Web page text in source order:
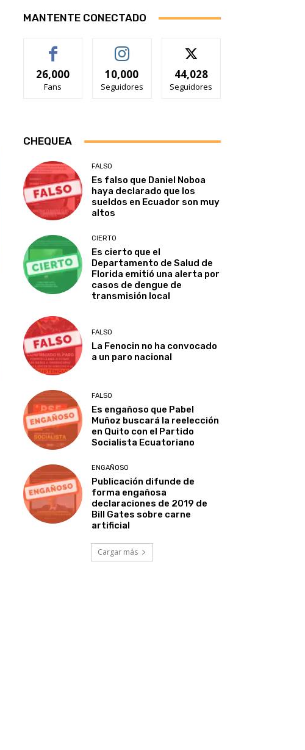
MANTENTE CONECTADO
26,000
Fans
10,000
Seguidores
44,028
Seguidores
CHEQUEA
FALSO
Es falso que Daniel Noboa
haya declarado que los
sueldos en Ecuador son muy
altos
CIERTO
Es cierto que el
Departamento de Salud de
Florida emitió una alerta por
casos de dengue de
transmisión local
FALSO
La Fenocin no ha convocado
a un paro nacional
FALSO
Es engañoso que Pabel
Muñoz buscará la reelección
en Quito con el Partido
Socialista Ecuatoriano
ENGAÑOSO
Publicación difunde de
forma engañosa
declaraciones de 2019 de
Bill Gates sobre carne
artificial
Cargar más